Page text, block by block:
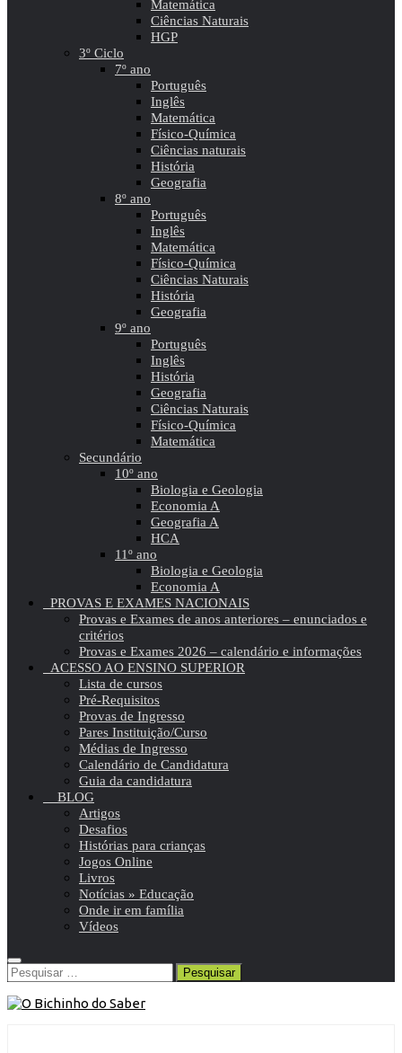
Matemática
Ciências Naturais
HGP
3º Ciclo
7º ano
Português
Inglês
Matemática
Físico-Química
Ciências naturais
História
Geografia
8º ano
Português
Inglês
Matemática
Físico-Química
Ciências Naturais
História
Geografia
9º ano
Português
Inglês
História
Geografia
Ciências Naturais
Físico-Química
Matemática
Secundário
10º ano
Biologia e Geologia
Economia A
Geografia A
HCA
11º ano
Biologia e Geologia
Economia A
PROVAS E EXAMES NACIONAIS
Provas e Exames de anos anteriores – enunciados e
critérios
Provas e Exames 2026 – calendário e informações
ACESSO AO ENSINO SUPERIOR
Lista de cursos
Pré-Requisitos
Provas de Ingresso
Pares Instituição/Curso
Médias de Ingresso
Calendário de Candidatura
Guia da candidatura
BLOG
Artigos
Desafios
Histórias para crianças
Jogos Online
Livros
Notícias » Educação
Onde ir em família
Vídeos
Pesquisar
por: